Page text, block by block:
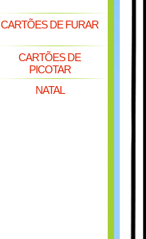
CARTÕES DE FURAR
CARTÕES DE
PICOTAR
NATAL